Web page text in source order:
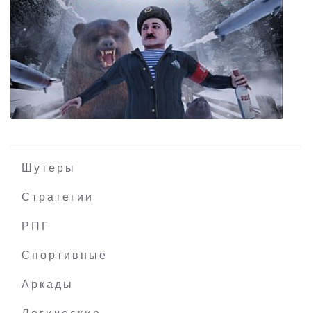
Claybook
Шутеры
Стратегии
РПГ
Спортивные
Аркады